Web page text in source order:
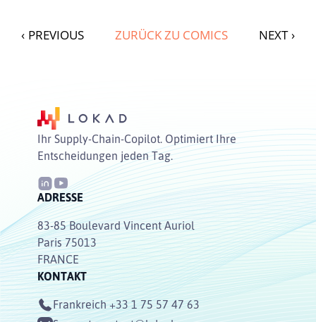
‹ PREVIOUS ZURÜCK ZU COMICS NEXT ›
Ihr Supply-Chain-Copilot. Optimiert Ihre
Entscheidungen jeden Tag.
ADRESSE
83-85 Boulevard Vincent Auriol
Paris 75013
FRANCE
KONTAKT
Frankreich +33 1 75 57 47 63